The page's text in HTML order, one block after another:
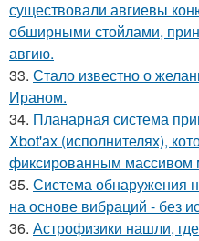
существовали авгиевы
обширными стойлами,
авгию.
33. Стало известно о
Ираном.
34. Планарная система
Xbot'ах (исполнителях),
фиксированным массивом
35. Система обнаружения
на основе вибраций - без
36. Астрофизики нашли,